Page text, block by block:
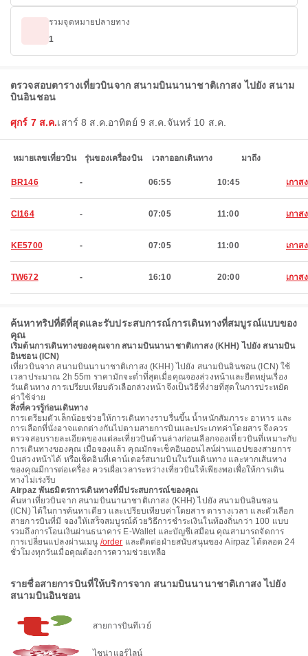
รวมจุดหมายปลายทาง
1
ตรวจสอบตารางเที่ยวบินจาก สนามบินนานาชาติเกาสง ไปยัง สนาม
บินอินชอน
ศุกร์ 7 ส.ค.เสาร์ 8 ส.ค. อาทิตย์ 9 ส.ค. จันทร์ 10 ส.ค.
หมายเลขเที่ยวบิน รุ่นของเครื่องบิน เวลาออกเดินทาง มาถึง
BR146 - 06:55 10:45 เกาสง
CI164 - 07:05 11:00 เกาสง
KE5700 - 07:05 11:00 เกาสง
TW672 - 16:10 20:00 เกาสง
ค้นหาทริปที่ดีที่สุดและรับประสบการณ์การเดินทางที่สมบูรณ์แบบของ
คุณ
เริ่มต้นการเดินทางของคุณจาก สนามบินนานาชาติเกาสง (KHH) ไปยัง สนามบิน
อินชอน (ICN)
เที่ยวบินจาก สนามบินนานาชาติเกาสง (KHH) ไปยัง สนามบินอินชอน (ICN) ใช้
เวลาประมาณ 2h 55m ราคามักจะต่ำที่สุดเมื่อคุณจองล่วงหน้าและยืดหยุ่นเรื่อง
วันเดินทาง การเปรียบเทียบตัวเลือกล่วงหน้าจึงเป็นวิธีที่ง่ายที่สุดในการประหยัด
ค่าใช้จ่าย
สิ่งที่ควรรู้ก่อนเดินทาง
การเตรียมตัวเล็กน้อยช่วยให้การเดินทางราบรื่นขึ้น น้ำหนักสัมภาระ อาหาร และ
การเลือกที่นั่งอาจแตกต่างกันไปตามสายการบินและประเภทค่าโดยสาร จึงควร
ตรวจสอบรายละเอียดของแต่ละเที่ยวบินด้านล่างก่อนเลือกจองเที่ยวบินที่เหมาะกับ
การเดินทางของคุณ เมื่อจองแล้ว คุณมักจะเช็คอินออนไลน์ผ่านแอปของสายการ
บินล่วงหน้าได้ หรือเช็คอินที่เคาน์เตอร์สนามบินในวันเดินทาง และหากเส้นทาง
ของคุณมีการต่อเครื่อง ควรเผื่อเวลาระหว่างเที่ยวบินให้เพียงพอเพื่อให้การเดิน
ทางไม่เร่งรีบ
Airpaz พันธมิตรการเดินทางที่มีประสบการณ์ของคุณ
ค้นหาเที่ยวบินจาก สนามบินนานาชาติเกาสง (KHH) ไปยัง สนามบินอินชอน
(ICN) ได้ในการค้นหาเดียว และเปรียบเทียบค่าโดยสาร ตารางเวลา และตัวเลือก
สายการบินที่มี จองให้เสร็จสมบูรณ์ด้วยวิธีการชำระเงินในท้องถิ่นกว่า 100 แบบ
รวมถึงการโอนเงินผ่านธนาคาร E-Wallet และบัญชีเสมือน คุณสามารถจัดการ
การเปลี่ยนแปลงผ่านเมนู /order และติดต่อฝ่ายสนับสนุนของ Airpaz ได้ตลอด 24
ชั่วโมงทุกวันเมื่อคุณต้องการความช่วยเหลือ
รายชื่อสายการบินที่ให้บริการจาก สนามบินนานาชาติเกาสง ไปยัง
สนามบินอินชอน
สายการบินทีเวย์
ไชน่าแอร์ไลน์